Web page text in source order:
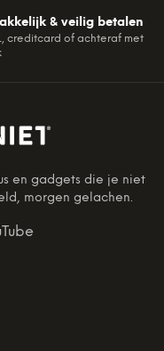
& veilig betalen
creditcard of achteraf met
en gadgets die je niet
morgen gelachen.